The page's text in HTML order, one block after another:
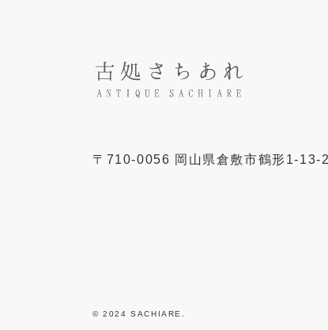
〒 710-0056 岡山県倉敷市鶴形1-13-
© 2024 SACHIARE.